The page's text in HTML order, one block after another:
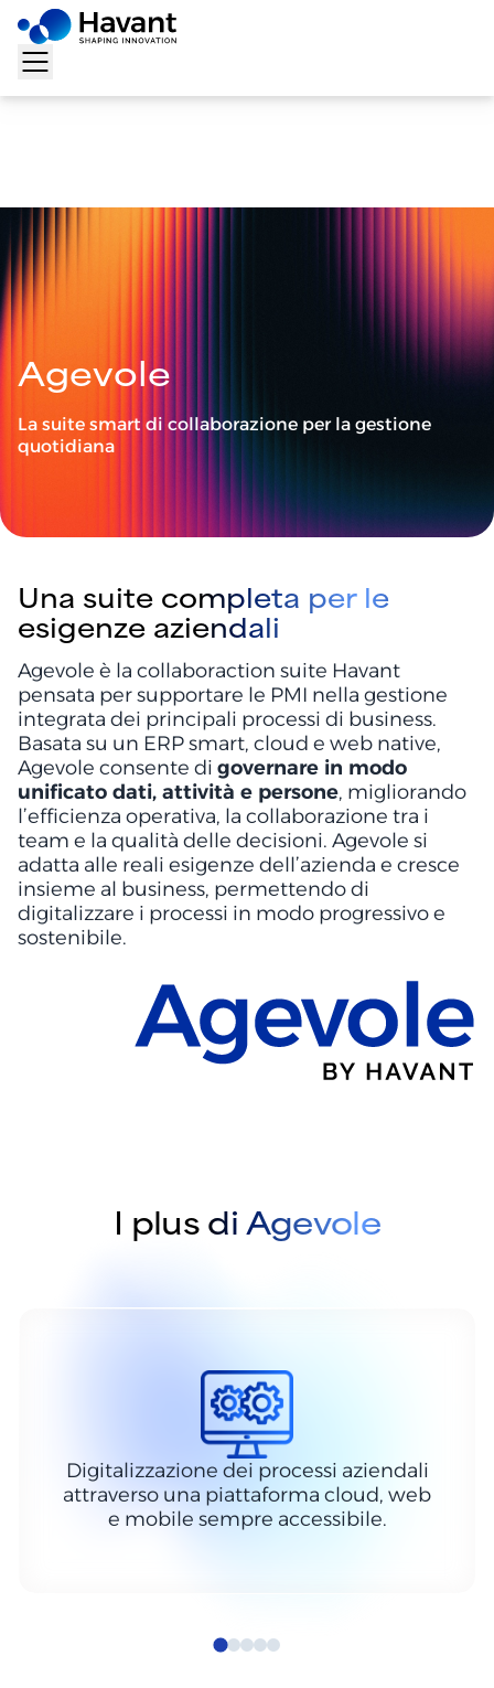
Agevole
La suite smart di collaborazione per la gestione
quotidiana
Una suite completa per le
esigenze aziendali
Agevole è la collaboraction suite Havant
pensata per supportare le PMI nella gestione
integrata dei principali processi di business.
Basata su un ERP smart, cloud e web native,
Agevole consente di governare in modo
unificato dati, attività e persone, migliorando
l’efficienza operativa, la collaborazione tra i
team e la qualità delle decisioni. Agevole si
adatta alle reali esigenze dell’azienda e cresce
insieme al business, permettendo di
digitalizzare i processi in modo progressivo e
sostenibile.
I plus di Agevole
Digitalizzazione dei processi aziendali
attraverso una piattaforma cloud, web
e mobile sempre accessibile.